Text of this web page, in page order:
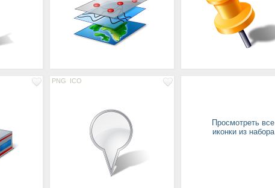
PNG ICO
Просмотреть все
иконки из набора